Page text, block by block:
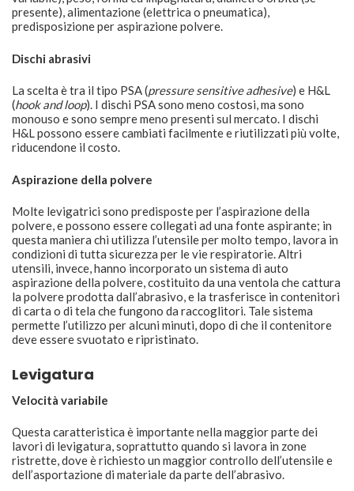
presente), alimentazione (elettrica o pneumatica),
predisposizione per aspirazione polvere.
Dischi abrasivi
La scelta è tra il tipo PSA (pressure sensitive adhesive) e H&L
(hook and loop). I dischi PSA sono meno costosi, ma sono
monouso e sono sempre meno presenti sul mercato. I dischi
H&L possono essere cambiati facilmente e riutilizzati più volte,
riducendone il costo.
Aspirazione della polvere
Molte levigatrici sono predisposte per l’aspirazione della
polvere, e possono essere collegati ad una fonte aspirante; in
questa maniera chi utilizza l’utensile per molto tempo, lavora in
condizioni di tutta sicurezza per le vie respiratorie. Altri
utensili, invece, hanno incorporato un sistema di auto
aspirazione della polvere, costituito da una ventola che cattura
la polvere prodotta dall’abrasivo, e la trasferisce in contenitori
di carta o di tela che fungono da raccoglitori. Tale sistema
permette l’utilizzo per alcuni minuti, dopo di che il contenitore
deve essere svuotato e ripristinato.
Levigatura
Velocità variabile
Questa caratteristica è importante nella maggior parte dei
lavori di levigatura, soprattutto quando si lavora in zone
ristrette, dove è richiesto un maggior controllo dell’utensile e
dell’asportazione di materiale da parte dell’abrasivo.